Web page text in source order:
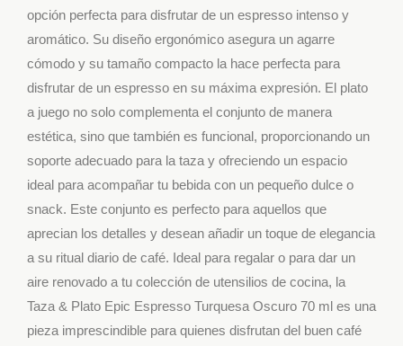
opción perfecta para disfrutar de un espresso intenso y
aromático. Su diseño ergonómico asegura un agarre
cómodo y su tamaño compacto la hace perfecta para
disfrutar de un espresso en su máxima expresión. El plato
a juego no solo complementa el conjunto de manera
estética, sino que también es funcional, proporcionando un
soporte adecuado para la taza y ofreciendo un espacio
ideal para acompañar tu bebida con un pequeño dulce o
snack. Este conjunto es perfecto para aquellos que
aprecian los detalles y desean añadir un toque de elegancia
a su ritual diario de café. Ideal para regalar o para dar un
aire renovado a tu colección de utensilios de cocina, la
Taza & Plato Epic Espresso Turquesa Oscuro 70 ml es una
pieza imprescindible para quienes disfrutan del buen café